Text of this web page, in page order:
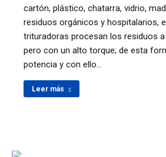
cartón, plástico, chatarra, vidrio,
residuos orgánicos y hospitalarios,
trituradoras procesan los residuos a
pero con un alto torque; de esta
potencia y con ello…
Leer más